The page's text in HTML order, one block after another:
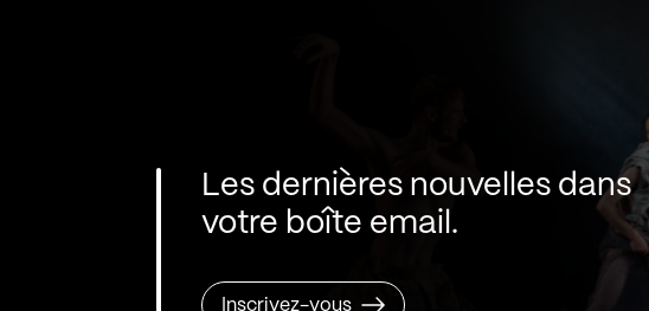
Les dernières nouvelles dans
votre boîte email.
Inscrivez-vous